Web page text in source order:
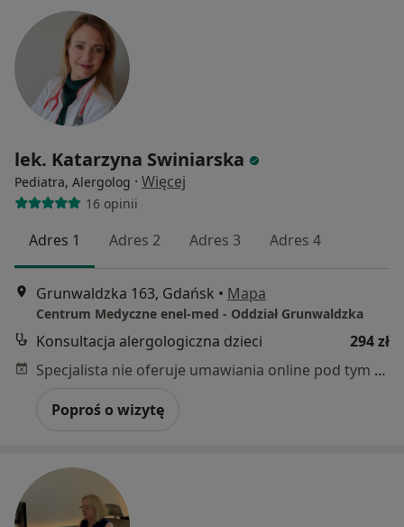
lek. Katarzyna Swiniarska
Pediatra, Alergolog · Więcej
16 opinii
Adres 1 Adres 2 Adres 3 Adres 4
Grunwaldzka 163, Gdańsk • Mapa
Centrum Medyczne enel-med - Oddział Grunwaldzka
Konsultacja alergologiczna dzieci
294 zł
Specjalista nie oferuje umawiania online pod tym adresem.
Poproś o wizytę